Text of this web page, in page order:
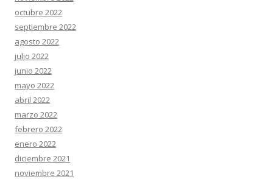
octubre 2022
septiembre 2022
agosto 2022
julio 2022
junio 2022
mayo 2022
abril 2022
marzo 2022
febrero 2022
enero 2022
diciembre 2021
noviembre 2021